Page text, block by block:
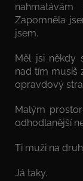
Zapomněla
jsem.
Měl jsi někdy
nad tím musíš
opravdový
Malým
odhodlanější
Ti muži na
Já taky.